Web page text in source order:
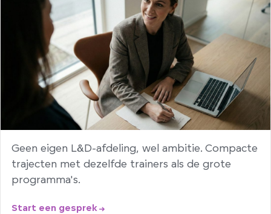
Geen eigen L&D-afdeling, wel ambitie. Compacte
trajecten met dezelfde trainers als de grote
programma's.
Start een gesprek